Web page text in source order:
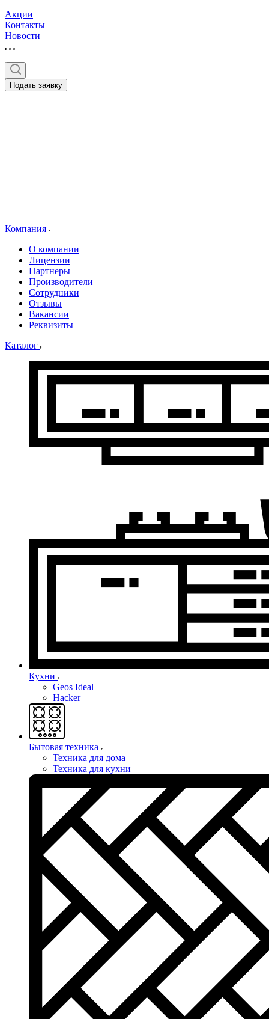
Акции
Контакты
Новости
Подать заявку
Компания
О компании
Лицензии
Партнеры
Производители
Сотрудники
Отзывы
Вакансии
Реквизиты
Каталог
Кухни
Geos Ideal —
Hacker
Бытовая техника
Техника для дома —
Техника для кухни